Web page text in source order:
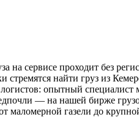
сервисе проходит без
стремятся найти груз из
опытный
— на нашей бирже
маломерной газели до